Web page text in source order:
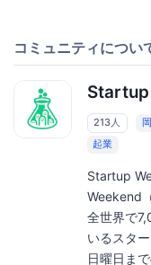
コミュニティについ
Startup
213人
起業
Startup
Weekend
全世界で
いるスタ
日曜日ま